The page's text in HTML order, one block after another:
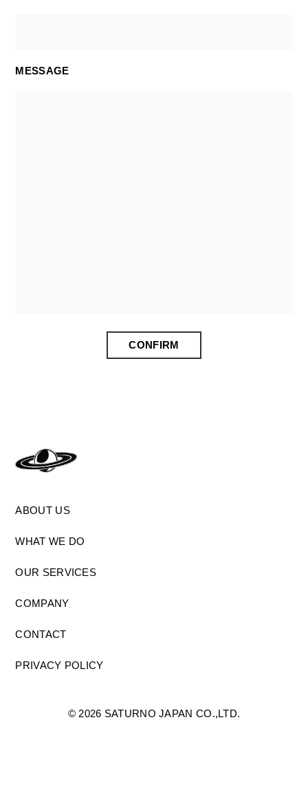
MESSAGE
ABOUT US
WHAT WE DO
OUR SERVICES
COMPANY
CONTACT
PRIVACY POLICY
©2026 SATURNO JAPAN CO.,LTD.